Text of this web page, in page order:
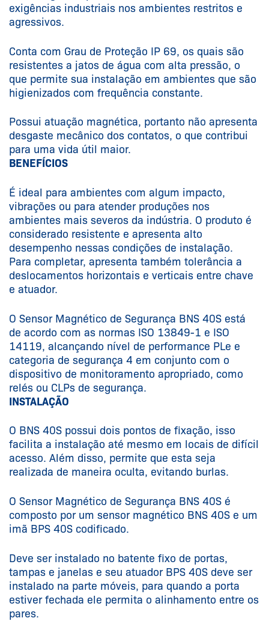
exigências industriais nos ambientes restritos e
agressivos.
Conta com Grau de Proteção IP 69, os quais são
resistentes a jatos de água com alta pressão, o
que permite sua instalação em ambientes que são
higienizados com frequência constante.
Possui atuação magnética, portanto não apresenta
desgaste mecânico dos contatos, o que contribui
para uma vida útil maior.
BENEFÍCIOS
É ideal para ambientes com algum impacto,
vibrações ou para atender produções nos
ambientes mais severos da indústria. O produto é
considerado resistente e apresenta alto
desempenho nessas condições de instalação.
Para completar, apresenta também tolerância a
deslocamentos horizontais e verticais entre chave
e atuador.
O Sensor Magnético de Segurança BNS 40S está
de acordo com as normas ISO 13849-1 e ISO
14119, alcançando nível de performance PLe e
categoria de segurança 4 em conjunto com o
dispositivo de monitoramento apropriado, como
relés ou CLPs de segurança.
INSTALAÇÃO
O BNS 40S possui dois pontos de fixação, isso
facilita a instalação até mesmo em locais de difícil
acesso. Além disso, permite que esta seja
realizada de maneira oculta, evitando burlas.
O Sensor Magnético de Segurança BNS 40S é
composto por um sensor magnético BNS 40S e um
imã BPS 40S codificado.
Deve ser instalado no batente fixo de portas,
tampas e janelas e seu atuador BPS 40S deve ser
instalado na parte móveis, para quando a porta
estiver fechada ele permita o alinhamento entre os
pares.